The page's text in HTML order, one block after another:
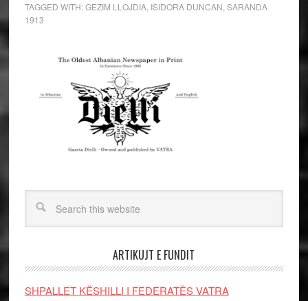
TAGGED WITH:GEZIM LLOJDIA, ISIDORA DUNCAN SARANDA
1913
ARTIKUJT E FUNDIT
SHPALLET KËSHILLI I FEDERATËS VATRA